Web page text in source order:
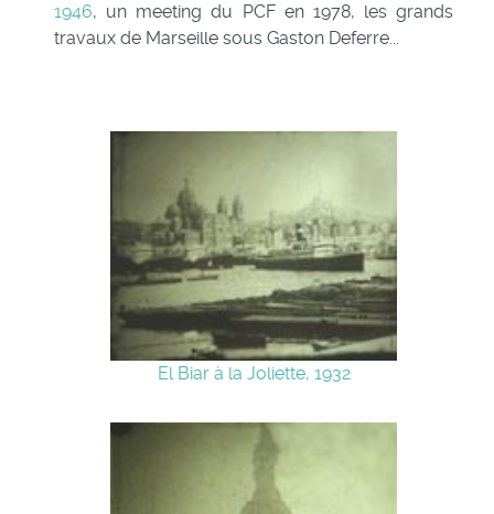
1946, un meeting du PCF en 1978, les grands
travaux de Marseille sous Gaston Deferre...
El Biar à la Joliette, 1932